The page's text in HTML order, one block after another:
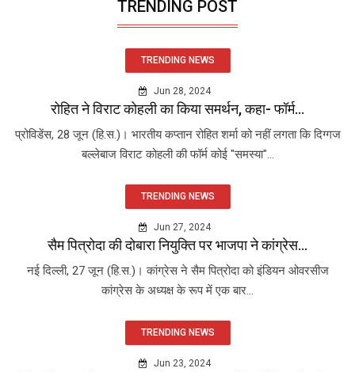
TRENDING POST
TRENDING NEWS
Jun 28, 2024
रोहित ने विराट कोहली का किया समर्थन, कहा- फॉर्म...
प्रोविडेंस, 28 जून (हि.स.)। भारतीय कप्तान रोहित शर्मा को नहीं लगता कि दिग्गज
बल्लेबाज विराट कोहली की फॉर्म कोई "समस्या"...
TRENDING NEWS
Jun 27, 2024
सैम पित्रोदा की दोबारा नियुक्ति पर भाजपा ने कांग्रेस...
नई दिल्ली, 27 जून (हि.स.)। कांग्रेस ने सैम पित्रोदा को इंडियन ओवरसीज
कांग्रेस के अध्यक्ष के रूप में एक बार...
TRENDING NEWS
Jun 23, 2024